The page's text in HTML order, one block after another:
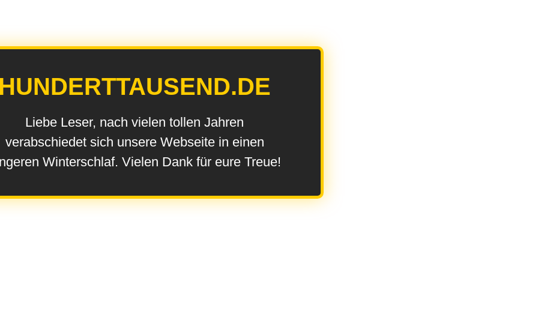
Liebe Leser, nach vielen tollen Jahren
verabschiedet sich unsere Webseite in einen
Winterschlaf. Vielen Dank für eure Treue!